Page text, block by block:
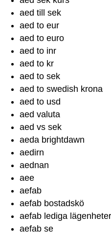
aed till sek
aed to eur
aed to euro
aed to inr
aed to kr
aed to sek
aed to swedish krona
aed to usd
aed valuta
aed vs sek
aeda brightdawn
aedirn
aednan
aee
aefab
aefab bostadskö
aefab lediga lägenheter
aefab se